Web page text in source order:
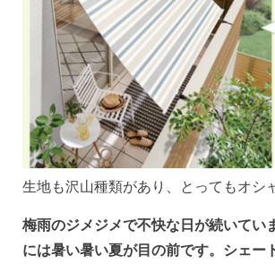
生地も沢山種類があり、とってもオシ
梅雨のジメジメで不快な日が続いてい
には暑い暑い夏が目の前です。シェー